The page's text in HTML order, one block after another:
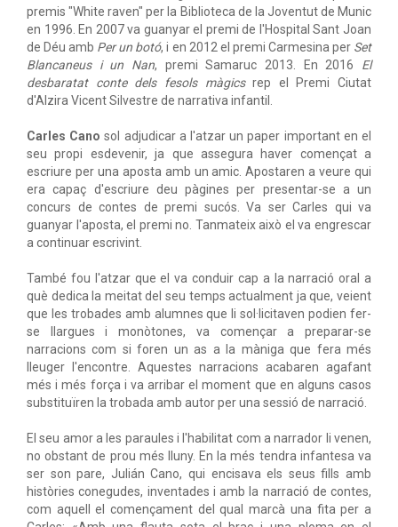
premis "White raven" per la Biblioteca de la Joventut de Munic
en 1996. En 2007 va guanyar el premi de l'Hospital Sant Joan
de Déu amb Per un botó, i en 2012 el premi Carmesina per Set
Blancaneus i un Nan, premi Samaruc 2013. En 2016 El
desbaratat conte dels fesols màgicsrep el Premi Ciutat
d'Alzira Vicent Silvestre de narrativa infantil.
Carles Cano sol adjudicar a l'atzar un paper important en el
seu propi esdevenir, ja que assegura haver començat a
escriure per una aposta amb un amic. Apostaren a veure qui
era capaç d'escriure deu pàgines per presentar-se a un
concurs de contes de premi sucós. Va ser Carles qui va
guanyar l'aposta, el premi no. Tanmateix això el va engrescar
a continuar escrivint.
També fou l'atzar que el va conduir cap a la narració oral a
què dedica la meitat del seu temps actualment ja que, veient
que les trobades amb alumnes que li sol·licitaven podien fer-
se llargues i monòtones, va començar a preparar-se
narracions com si foren un as a la màniga que fera més
lleuger l'encontre. Aquestes narracions acabaren agafant
més i més força i va arribar el moment que en alguns casos
substituïren la trobada amb autor per una sessió de narració.
El seu amor a les paraules i l'habilitat com a narrador li venen,
no obstant de prou més lluny. En la més tendra infantesa va
ser son pare, Julián Cano, qui encisava els seus fills amb
històries conegudes, inventades i amb la narració de contes,
com aquell el començament del qual marcà una fita per a